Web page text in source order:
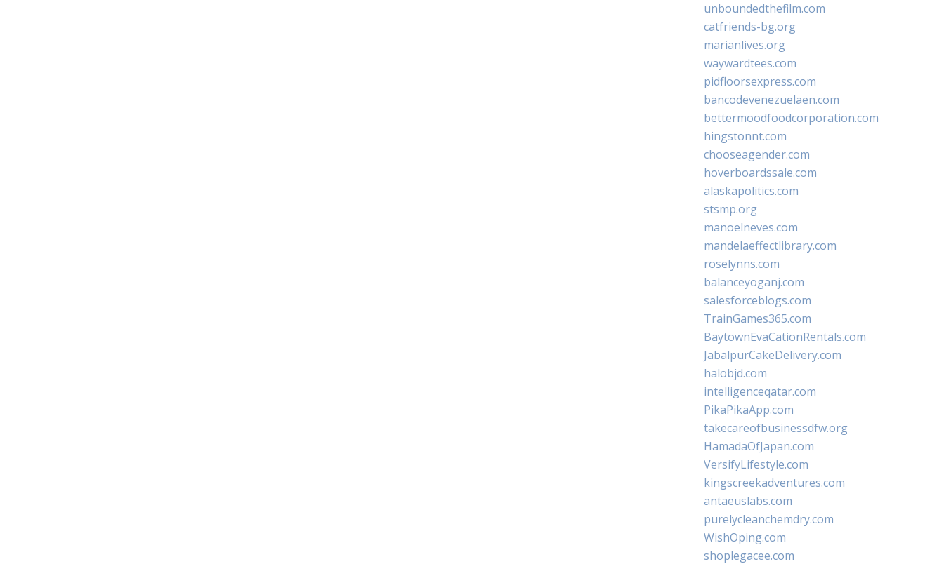
unboundedthefilm.com
catfriends-bg.org
marianlives.org
waywardtees.com
pidfloorsexpress.com
bancodevenezuelaen.com
bettermoodfoodcorporation.com
hingstonnt.com
chooseagender.com
hoverboardssale.com
alaskapolitics.com
stsmp.org
manoelneves.com
mandelaeffectlibrary.com
roselynns.com
balanceyoganj.com
salesforceblogs.com
TrainGames365.com
BaytownEvaCationRentals.com
JabalpurCakeDelivery.com
halobjd.com
intelligenceqatar.com
PikaPikaApp.com
takecareofbusinessdfw.org
HamadaOfJapan.com
VersifyLifestyle.com
kingscreekadventures.com
antaeuslabs.com
purelycleanchemdry.com
WishOping.com
shoplegacee.com